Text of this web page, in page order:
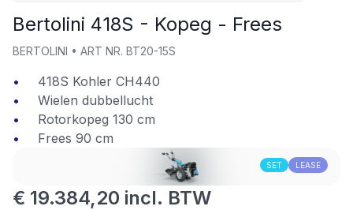
SET LEASE
Bertolini 418S - Kopeg - Frees
BERTOLINI • ART NR. BT20-15S
418S Kohler CH440
Wielen dubbellucht
Rotorkopeg 130 cm
Frees 90 cm
€ 19.384,20 incl. BTW